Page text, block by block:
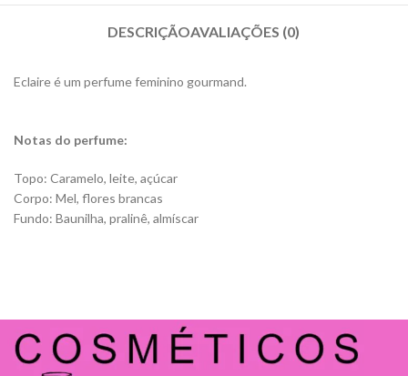
DESCRIÇÃOAVALIAÇÕES (0)
Eclaire é um perfume feminino gourmand.
Notas do perfume:
Topo: Caramelo, leite, açúcar
Corpo: Mel, flores brancas
Fundo: Baunilha, pralinê, almíscar